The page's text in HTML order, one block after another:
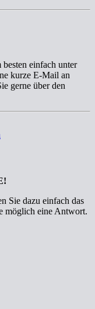
einfach unter
kurze E-Mail an
gerne über den
Sie dazu einfach das
möglich eine Antwort.